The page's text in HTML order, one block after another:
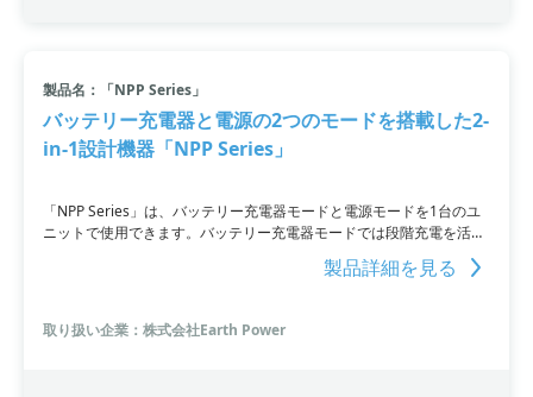
製品名：「NPP Series」
バッテリー充電器と電源の2つのモードを搭載した2-
in-1設計機器「NPP Series」
「NPP Series」は、バッテリー充電器モードと電源モードを1台のユ
ニットで使用できます。バッテリー充電器モードでは段階充電を活用
し、最高の充電器として機能、電源モードではバッテリーに充電しな
がら、安定したDC出力を供給することが可能です。さらに、バッテ
ーとの接続を外すことでAC-DC電源として利用することもできます。
製品詳細を見る
取り扱い企業：株式会社Earth Power